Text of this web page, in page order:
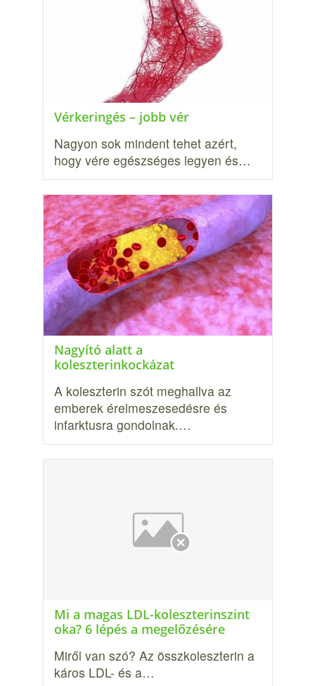
Vérkeringés – jobb vér
Nagyon sok mindent tehet azért,
hogy vére egészséges legyen és…
Nagyító alatt a
koleszterinkockázat
A koleszterin szót meghallva az
emberek érel­meszesedésre és
infarktusra gondolnak.…
Mi a magas LDL-koleszterinszint
oka? 6 lépés a megelőzésére
Miről van szó? Az összkoleszterin a
káros LDL- és a…